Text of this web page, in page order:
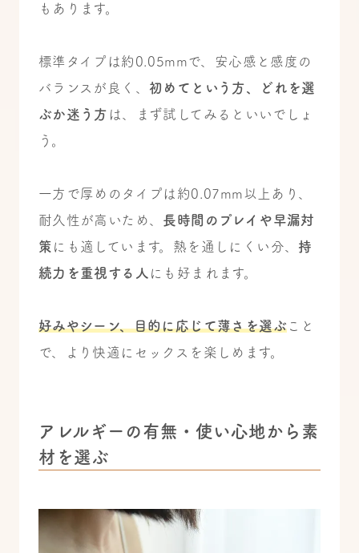
もあります。
標準タイプは約0.05mmで、安心感と感度の
バランスが良く、 初めてという方、どれを選
ぶか迷う方 は、まず試してみるといいでしょ
う。
一方で厚めのタイプは約0.07mm以上あり、
耐久性が高いため、 長時間のプレイや早漏対
策 にも適しています。熱を通しにくい分、 持
続力を重視する人 にも好まれます。
好みやシーン、目的に応じて薄さを選ぶこと
で、より快適にセックスを楽しめます。
アレルギーの有無・使い心地から素
材を選ぶ